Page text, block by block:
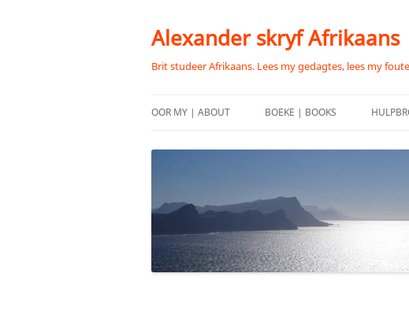
content
Alexander skryf Afrikaans
Brit studeer Afrikaans. Lees my gedagtes, lees my
OOR MY | ABOUT BOEKE | BOOKS